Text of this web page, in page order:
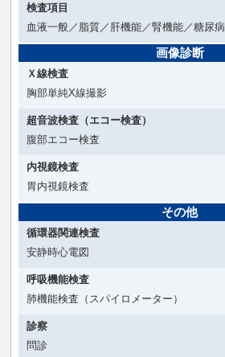
検査項目
血液一般／脂質／肝機能／腎機能／糖尿病
画像診断
Ｘ線検査
胸部単純X線撮影
超音波検査（エコー検査）
腹部エコー検査
内視鏡検査
胃内視鏡検査
その他
循環器関連検査
安静時心電図
呼吸機能検査
肺機能検査（スパイロメーター）
診察
問診